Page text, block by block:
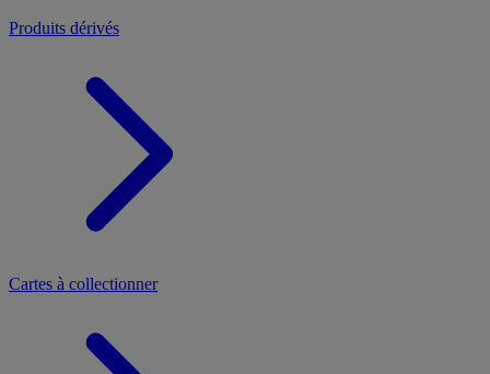
Produits dérivés
Cartes à collectionner